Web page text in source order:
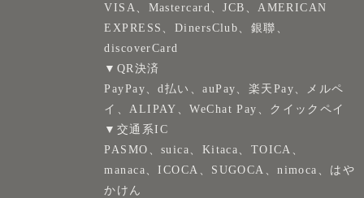
VISA、Mastercard、JCB、AMERICAN
EXPRESS、DinersClub、銀聯、
discoverCard
▼QR決済
PayPay、d払い、auPay、楽天Pay、メルペ
イ、ALIPAY、WeChat Pay、クイックペイ
▼交通系IC
PASMO、suica、Kitaca、TOICA、
manaca、ICOCA、SUGOCA、nimoca、はや
かけん